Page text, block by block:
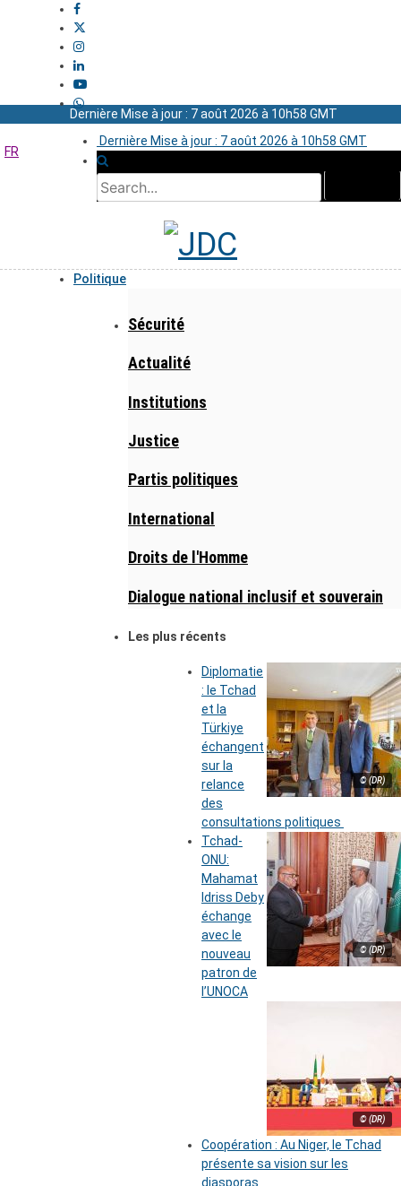
Dernière Mise à jour : 7 août 2026 à 10h58 GMT
Dernière Mise à jour : 7 août 2026 à 10h58 GMT
FR
Politique
Sécurité
Actualité
Institutions
Justice
Partis politiques
International
Droits de l'Homme
Dialogue national inclusif et souverain
Les plus récents
© (DR)
Diplomatie
: le Tchad
et la
Türkiye
échangent
sur la
relance
des
consultations politiques
© (DR)
Tchad-
ONU:
Mahamat
Idriss Deby
échange
avec le
nouveau
patron de
l’UNOCA
© (DR)
Coopération : Au Niger, le Tchad
présente sa vision sur les
diasporas